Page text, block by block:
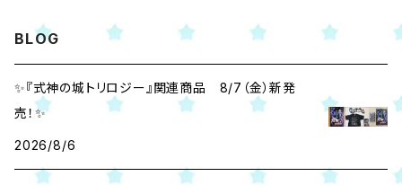
BLOG
✨『式神の城トリロジー』関連商品 8/7（金）新発
売！✨
2026/8/6